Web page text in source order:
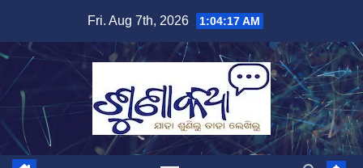
content
Fri. Aug 7th, 2026 1:04:18 AM